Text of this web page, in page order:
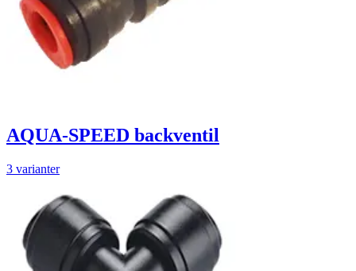
AQUA-SPEED backventil
3 varianter